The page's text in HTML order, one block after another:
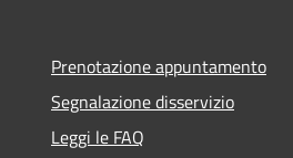
Prenotazione appuntamento
Segnalazione disservizio
Leggi le FAQ